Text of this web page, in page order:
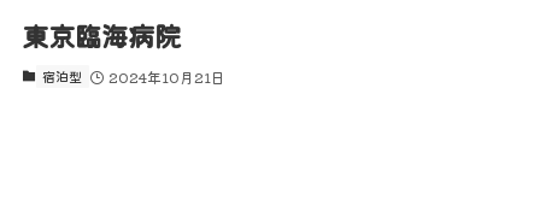
東京臨海病院
宿泊型 2024年10月21日